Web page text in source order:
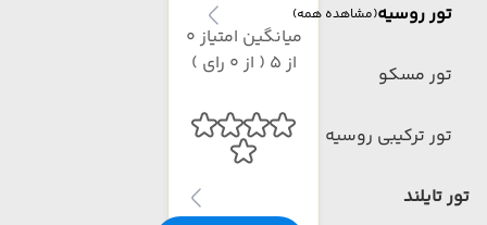
تور روسیه(مشاهده همه)
تور مسکو
تور ترکیبی روسیه
تور تایلند
میانگین امتیاز 0
از 5 ( از 0 رای )